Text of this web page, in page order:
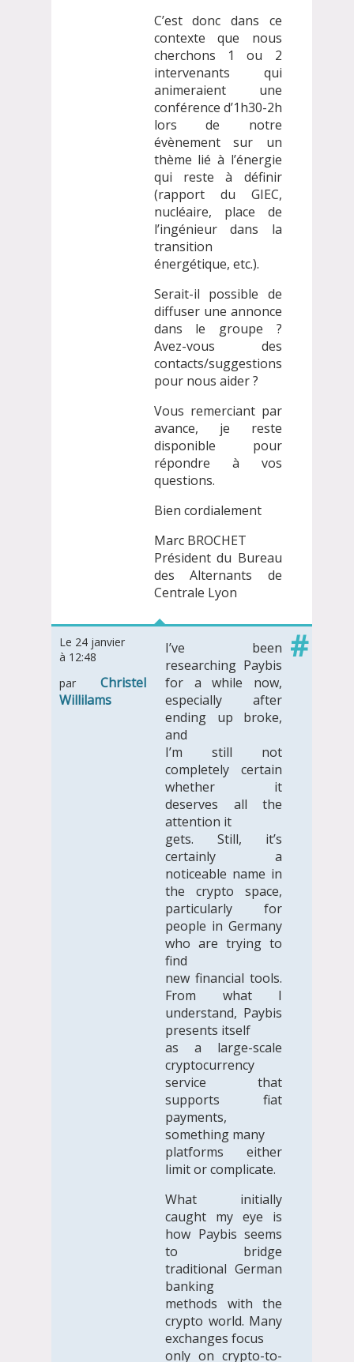
C’est donc dans ce
contexte que nous
cherchons 1 ou 2
intervenants qui
animeraient une
conférence d’1h30-2h
lors de notre
évènement sur un
thème lié à l’énergie
qui reste à définir
(rapport du GIEC,
nucléaire, place de
l’ingénieur dans la
transition
énergétique, etc.).
Serait-il possible de
diffuser une annonce
dans le groupe ?
Avez-vous des
contacts/suggestions
pour nous aider ?
Vous remerciant par
avance, je reste
disponible pour
répondre à vos
questions.
Bien cordialement
Marc BROCHET
Président du Bureau
des Alternants de
Centrale Lyon
Le 24 janvier
à 12:48
parChristel
Willilams
I’ve been
researching Paybis
for a while now,
especially after
ending up broke,
and
I’m still not
completely certain
whether it
deserves all the
attention it
gets. Still, it’s
certainly a
noticeable name in
the crypto space,
particularly for
people in Germany
who are trying to
find
new financial tools.
From what I
understand, Paybis
presents itself
as a large-scale
cryptocurrency
service that
supports fiat
payments,
something many
platforms either
limit or complicate.
What initially
caught my eye is
how Paybis seems
to bridge
traditional German
banking
methods with the
crypto world. Many
exchanges focus
only on crypto-to-
#